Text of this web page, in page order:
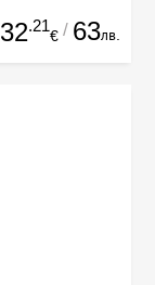
32.21
€ / 63лв.